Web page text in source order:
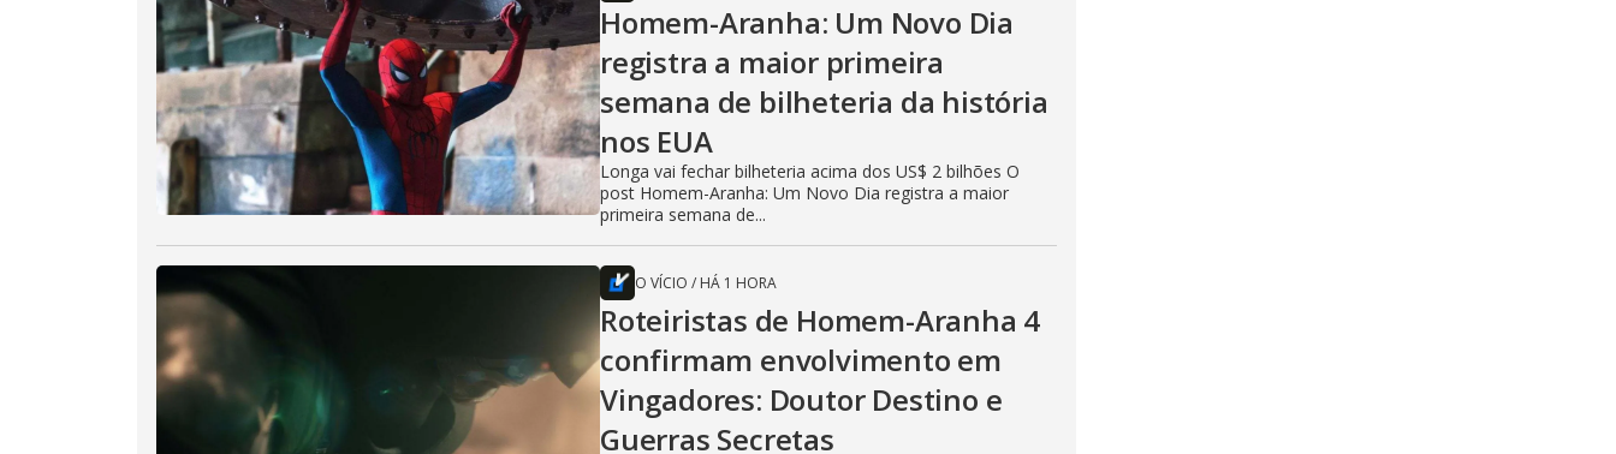
Homem-Aranha: Um Novo Dia
registra a maior primeira
semana de bilheteria da história
nos EUA
Longa vai fechar bilheteria acima dos US$ 2 bilhões O
post Homem-Aranha: Um Novo Dia registra a maior
primeira semana de...
O VÍCIO / HÁ 1 HORA
Roteiristas de Homem-Aranha 4
confirmam envolvimento em
Vingadores: Doutor Destino e
Guerras Secretas